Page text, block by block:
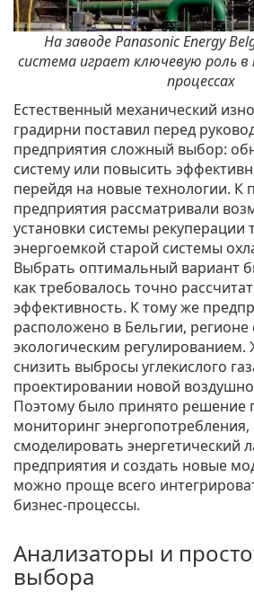
На заводе Panasonic Energy
система играет ключевую роль
процессах
Естественный механический
градирни поставил перед
предприятия сложный выбор:
систему или повысить
перейдя на новые технологии.
предприятия рассматривали
установки системы рекуперации
энергоемкой старой системы
Выбрать оптимальный вариант
как требовалось точно
эффективность. К тому же
расположено в Бельгии, регионе
экологическим
снизить выбросы углекислого
проектировании новой
Поэтому было принято решение
мониторинг
смоделировать энергетический
предприятия и создать новые
можно проще всего
бизнес-процессы.
Анализаторы и
выбора